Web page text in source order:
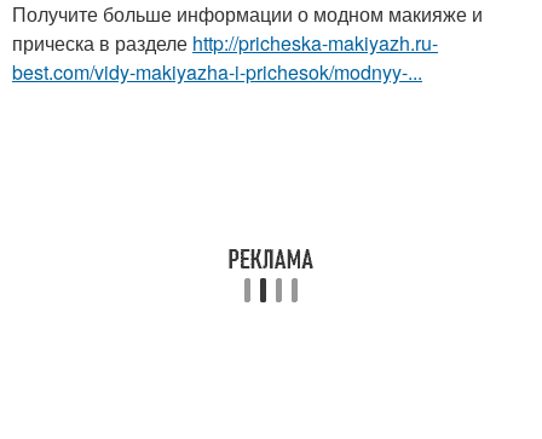
Получите больше информации о модном макияже и
прическа в разделе http://pricheska-makiyazh.ru-
best.com/vidy-makiyazha-i-prichesok/modnyy-...